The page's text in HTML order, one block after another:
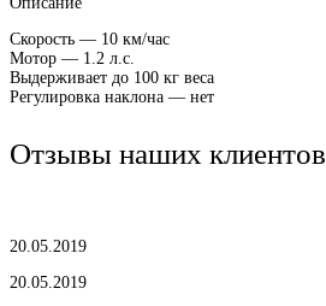
Скорость — 10 км/час
Мотор — 1.2 л.с.
Выдерживает до 100 кг веса
Регулировка наклона — нет
Отзывы наших клиентов
20.05.2019
20.05.2019